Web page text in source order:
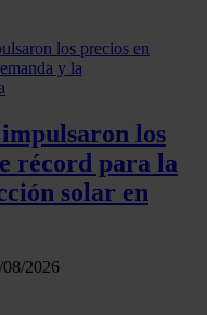
los
récord para la
solar en
08/2026